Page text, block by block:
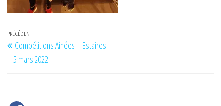
Navigation
de
l’article
Article
précédent
PRÉCÉDENT
Compétitions Ainées – Estaires
– 5 mars 2022